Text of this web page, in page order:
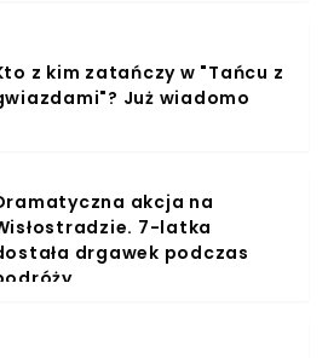
z kim zatańczy w "Tańcu z
Już wiadomo
akcja na
7-latka
drgawek podczas